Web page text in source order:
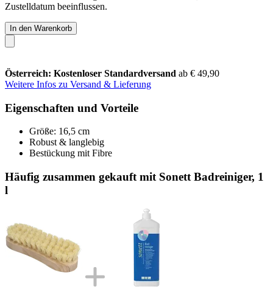
Zustelldatum beeinflussen.
In den Warenkorb
Österreich: Kostenloser Standardversand ab € 49,90
Weitere Infos zu Versand & Lieferung
Eigenschaften und Vorteile
Größe: 16,5 cm
Robust & langlebig
Bestückung mit Fibre
Häufig zusammen gekauft mit Sonett Badreiniger, 1
l